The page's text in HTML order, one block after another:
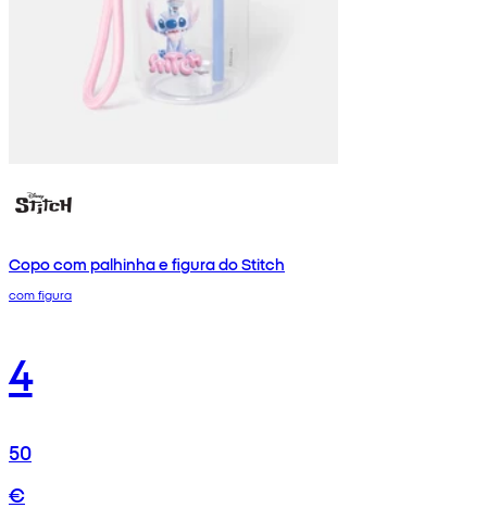
Copo com palhinha e figura do Stitch
com figura
4
50
€